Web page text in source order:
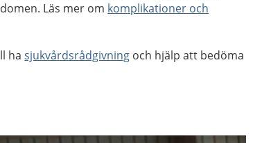
Läs mer om komplikationer och
hasjukvårdsrådgivning och hjälp att bedöma